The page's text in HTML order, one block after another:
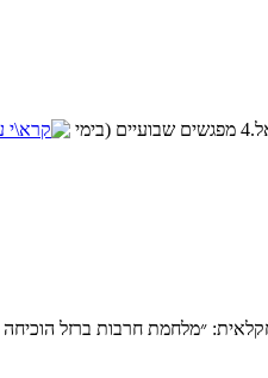
״מלחמת חרבות ברזל הוכיחה